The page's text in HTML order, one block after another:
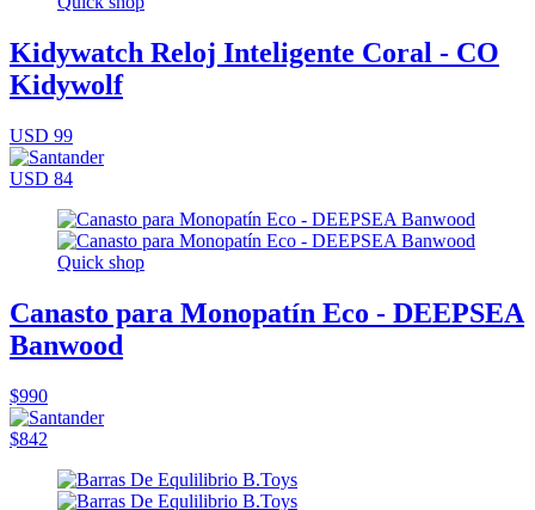
Kidywatch Reloj Inteligente Coral - CO
Kidywolf
USD 99
USD 84
Quick shop
Canasto para Monopatín Eco - DEEPSEA
Banwood
$990
$842